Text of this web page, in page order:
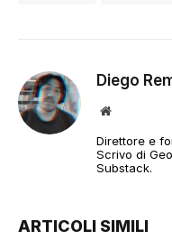
Diego
Sito
Direttore e
Scrivo di
Substack.
ARTICOLI SIMILI